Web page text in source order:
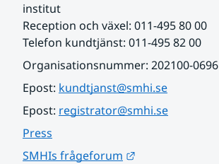
institut
Reception och växel: 011-495 80 00
Telefon kundtjänst: 011-495 82 00
Organisationsnummer: 202100-0696
Epost: kundtjanst@smhi.se
Epost: registrator@smhi.se
Press
SMHIs frågeforum